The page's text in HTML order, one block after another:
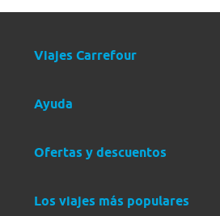
Viajes Carrefour
Ayuda
Ofertas y descuentos
Los viajes más populares